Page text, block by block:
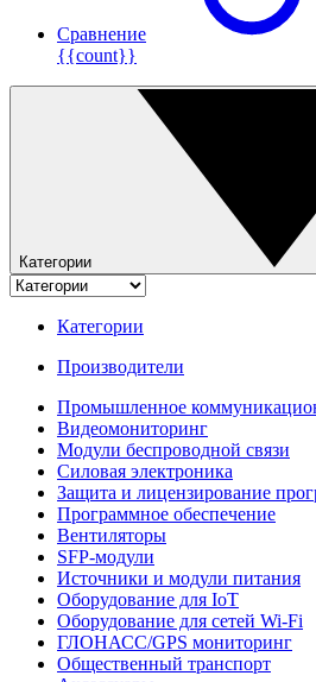
Сравнение
{{count}}
Категории
Категории
Производители
Промышленное
Видеомониторинг
Модули беспроводной связи
Силовая электроника
Защита и лицензирование
Программное обеспечение
Вентиляторы
SFP-модули
Источники и модули питания
Оборудование для IoT
Оборудование для сетей Wi-Fi
ГЛОНАСС/GPS мониторинг
Общественный транспорт